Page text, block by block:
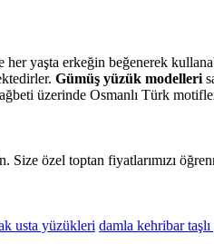
yaşta erkeğin beğenerek
Gümüş yüzük modelleri
üzerinde Osmanlı Türk
özel toptan fiyatlarımızı
usta yüzükleri damla kehribar